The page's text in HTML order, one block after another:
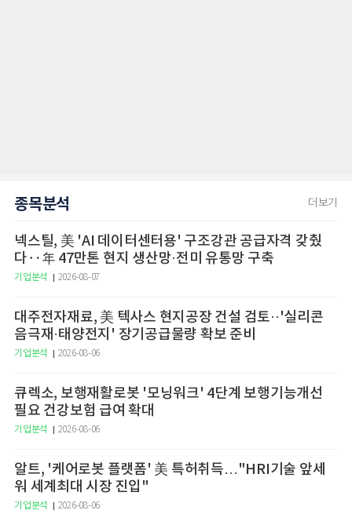
종목분석 더보기
넥스틸, 美 'AI 데이터센터용' 구조강관 공급자격 갖췄
다‥年 47만톤 현지 생산망·전미 유통망 구축
기업분석 2026-08-07
대주전자재료, 美 텍사스 현지공장 건설 검토··'실리콘
음극재·태양전지' 장기공급물량 확보 준비
기업분석 2026-08-06
큐렉소, 보행재활로봇 '모닝워크' 4단계 보행기능개선
필요 건강보험 급여 확대
기업분석 2026-08-06
알트, '케어로봇 플랫폼' 美 특허취득…"HRI기술 앞세
워 세계최대 시장 진입"
기업분석 2026-08-06